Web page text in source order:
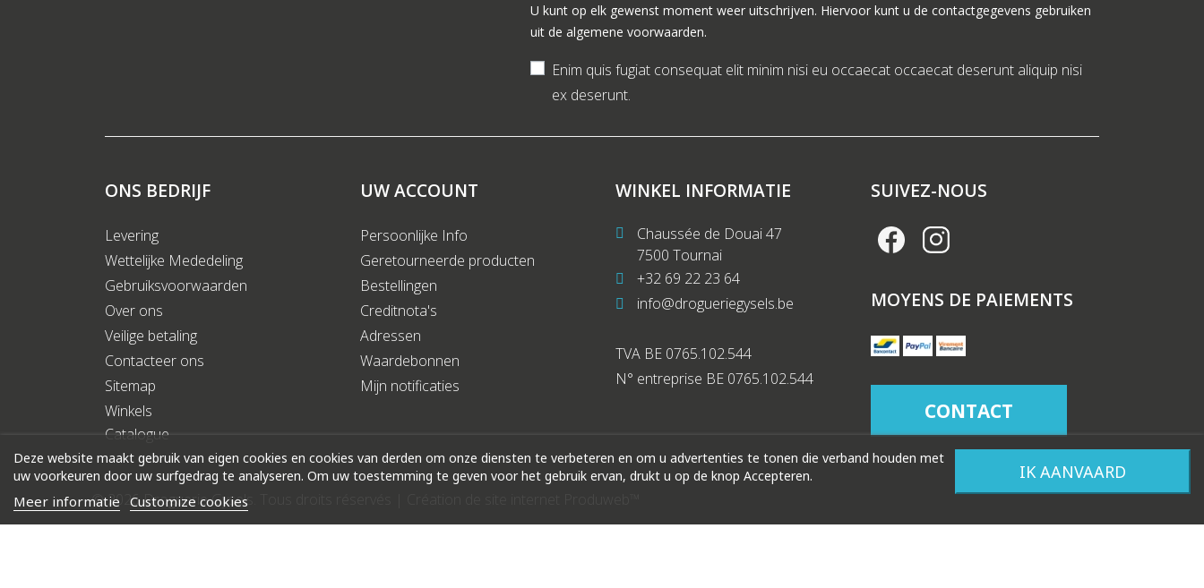
U kunt op elk gewenst moment weer uitschrijven. Hiervoor kunt u de contactgegevens gebruiken
uit de algemene voorwaarden.
Enim quis fugiat consequat elit minim nisi eu occaecat occaecat deserunt aliquip nisi
ex deserunt.
ONS BEDRIJF
Levering
Wettelijke Mededeling
Gebruiksvoorwaarden
Over ons
Veilige betaling
Contacteer ons
Sitemap
Winkels
Catalogue
UW ACCOUNT
Persoonlijke Info
Geretourneerde producten
Bestellingen
Creditnota's
Adressen
Waardebonnen
Mijn notificaties
WINKEL INFORMATIE
Chaussée de Douai 47
7500 Tournai
+32 69 22 23 64
info@drogueriegysels.be
TVA BE 0765.102.544
N° entreprise BE 0765.102.544
Deze website maakt gebruik van eigen cookies en cookies van derden om onze diensten te verbeteren en om u advertenties te tonen die verband houden met
uw voorkeuren door uw surfgedrag te analyseren. Om uw toestemming te geven voor het gebruik ervan, drukt u op de knop Accepteren.
Meer informatie Customize cookies
IK AANVAARD
SUIVEZ-NOUS
MOYENS DE PAIEMENTS
CONTACT
© 2026 Droguerie Gysels. Tous droits réservés |